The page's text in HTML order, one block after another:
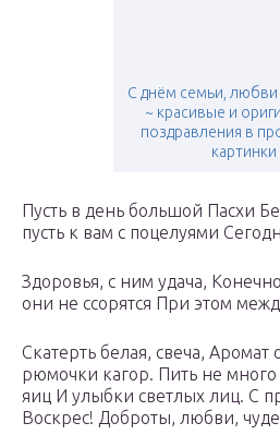
С днём семьи, любви
~ красивые и
поздравления в
картинки
Пусть в день большой Пасхи
пусть к вам с поцелуями
Здоровья, с ним удача,
они не ссорятся При этом
Скатерть белая, свеча, Аромат
рюмочки кагор. Пить не много
яиц И улыбки светлых лиц. С
Воскрес! Доброты, любви,